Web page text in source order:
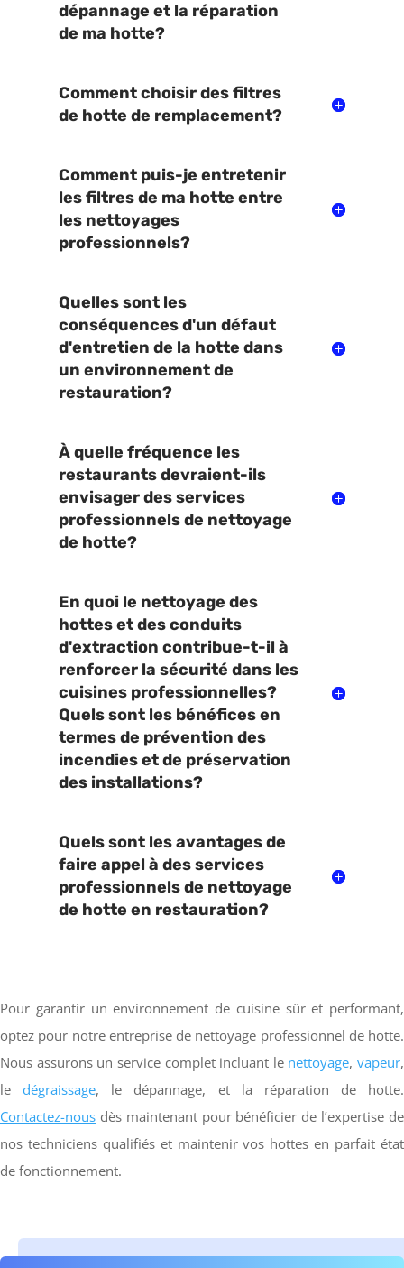
dépannage et la réparation
de ma hotte?
Comment choisir des filtres
de hotte de remplacement?
Comment puis-je entretenir
les filtres de ma hotte entre
les nettoyages
professionnels?
Quelles sont les
conséquences d'un défaut
d'entretien de la hotte dans
un environnement de
restauration?
À quelle fréquence les
restaurants devraient-ils
envisager des services
professionnels de nettoyage
de hotte?
En quoi le nettoyage des
hottes et des conduits
d'extraction contribue-t-il à
renforcer la sécurité dans les
cuisines professionnelles?
Quels sont les bénéfices en
termes de prévention des
incendies et de préservation
des installations?
Quels sont les avantages de
faire appel à des services
professionnels de nettoyage
de hotte en restauration?
Pour garantir un environnement de cuisine sûr et performant,
optez pour notre entreprise de nettoyage professionnel de hotte.
Nous assurons un service complet incluant le nettoyage, vapeur,
le dégraissage, le dépannage, et la réparation de hotte.
Contactez-nous dès maintenant pour bénéficier de l’expertise de
nos techniciens qualifiés et maintenir vos hottes en parfait état
de fonctionnement.